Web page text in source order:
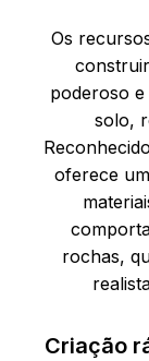
Os
poderoso
solo,
oferece
rochas,
Criação